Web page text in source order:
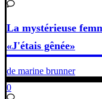
La mystérieuse
«J'étais gênée»
de marine brunner
0